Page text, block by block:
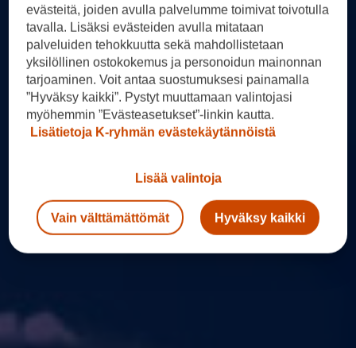
evästeitä, joiden avulla palvelumme toimivat toivotulla
tavalla. Lisäksi evästeiden avulla mitataan
palveluiden tehokkuutta sekä mahdollistetaan
yksilöllinen ostokokemus ja personoidun mainonnan
tarjoaminen. Voit antaa suostumuksesi painamalla
”Hyväksy kaikki”. Pystyt muuttamaan valintojasi
myöhemmin ”Evästeasetukset”-linkin kautta.
Lisätietoja K-ryhmän evästekäytännöistä
Lisää valintoja
Vain välttämättömät Hyväksy kaikki